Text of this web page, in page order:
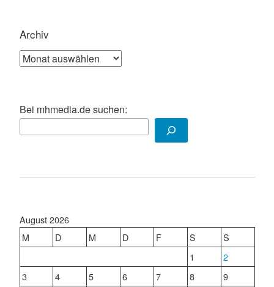
Archiv
Archiv
Bei mhmedia.de suchen:
August 2026
M
D M D F S
S
1
2
3
4 5 6 7 8
9